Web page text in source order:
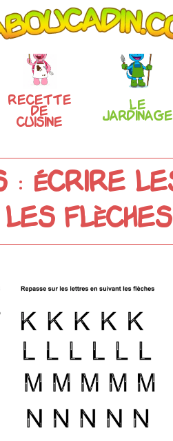
Recette
de
Cuisine
Le
Jardinage
: écrire
les flèches